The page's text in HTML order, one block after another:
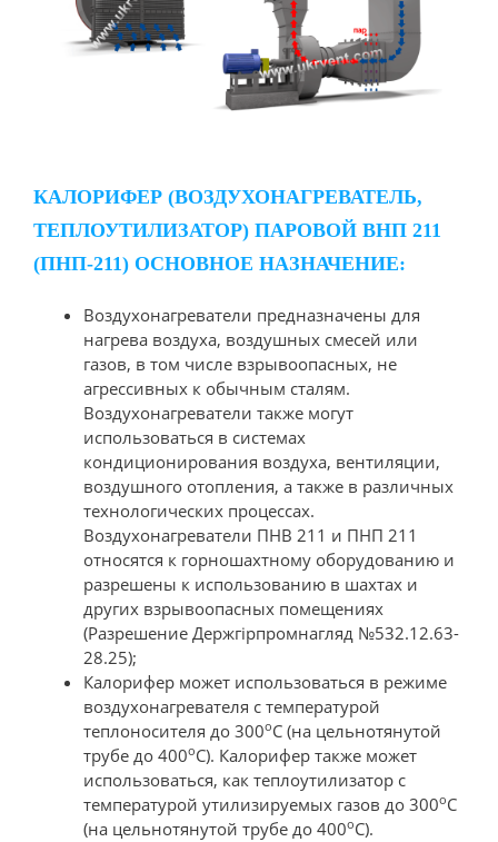
КАЛОРИФЕР (ВОЗДУХОНАГРЕВАТЕЛЬ,
ТЕПЛОУТИЛИЗАТОР) ПАРОВОЙ ВНП 211
(ПНП-211) ОСНОВНОЕ НАЗНАЧЕНИЕ:
Воздухонагреватели предназначены для
нагрева воздуха, воздушных смесей или
газов, в том числе взрывоопасных, не
агрессивных к обычным сталям.
Воздухонагреватели также могут
использоваться в системах
кондиционирования воздуха, вентиляции,
воздушного отопления, а также в различных
технологических процессах.
Воздухонагреватели ПНВ 211 и ПНП 211
относятся к горношахтному оборудованию и
разрешены к использованию в шахтах и
других взрывоопасных помещениях
(Разрешение Держгірпромнагляд №532.12.63-
28.25);
Калорифер может использоваться в режиме
воздухонагревателя с температурой
теплоносителя до 300оС (на цельнотянутой
трубе до 400оС). Калорифер также может
использоваться, как теплоутилизатор с
температурой утилизируемых газов до 300оС
(на цельнотянутой трубе до 400оС).